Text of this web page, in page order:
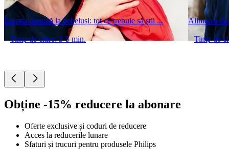
Erupția dentară la bebeluși: tot ce trebuie să știi ...
Timp de citire: 3-5 min.
Alimente
Timp de
Obține -15% reducere la abonare
Oferte exclusive și coduri de reducere
Acces la reducerile lunare
Sfaturi și trucuri pentru produsele Philips